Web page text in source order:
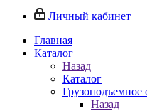
Личный кабинет
Главная
Каталог
Назад
Каталог
Грузоподъемное
Назад